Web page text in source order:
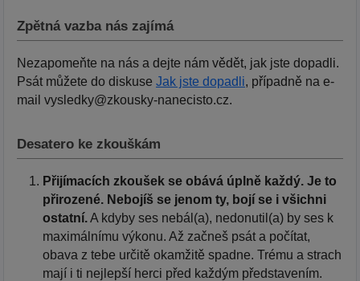
Zpětná vazba nás zajímá
Nezapomeňte na nás a dejte nám vědět, jak jste dopadli.
Psát můžete do diskuse Jak jste dopadli, případně na e-
mail vysledky@zkousky-nanecisto.cz.
Desatero ke zkouškám
Přijímacích zkoušek se obává úplně každý. Je to
přirozené. Nebojíš se jenom ty, bojí se i všichni
ostatní.A kdyby ses nebál(a), nedonutil(a) by ses k
maximálnímu výkonu. Až začneš psát a počítat,
obava z tebe určitě okamžitě spadne. Trému a strach
mají i ti nejlepší herci před každým představením.